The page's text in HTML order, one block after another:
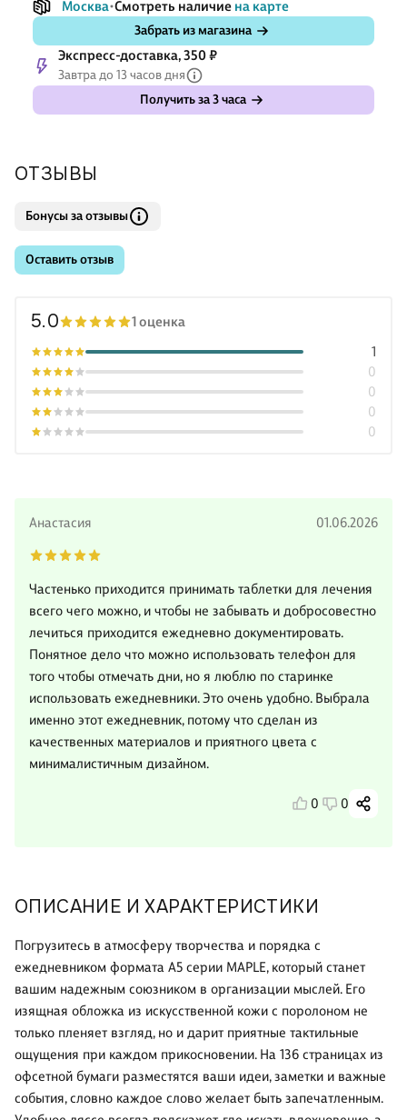
Москва Смотреть наличие на карте
Забрать из магазина
Экспресс-доставка, 350 ₽
Завтра до 13 часов дня
Получить за 3 часа
ОПИСАНИЕ И ХАРАКТЕРИСТИКИ
Погрузитесь в атмосферу творчества и порядка с
ежедневником формата А5 серии MAPLE, который станет
вашим надежным союзником в организации мыслей. Его
изящная обложка из искусственной кожи с поролоном не
только пленяет взгляд, но и дарит приятные тактильные
ощущения при каждом прикосновении. На 136 страницах из
офсетной бумаги разместятся ваши идеи, заметки и важные
события, словно каждое слово желает быть запечатленным.
ОТЗЫВЫ
Бонусы за отзывы
Оставить отзыв
5.0 1 оценка
0
0
0
0
1
Анастасия 01.06.2026
Частенько приходится принимать таблетки для лечения
всего чего можно, и чтобы не забывать и добросовестно
лечиться приходится ежедневно документировать.
Понятное дело что можно использовать телефон для
того чтобы отмечать дни, но я люблю по старинке
использовать ежедневники. Это очень удобно. Выбрала
именно этот ежедневник, потому что сделан из
качественных материалов и приятного цвета с
минималистичным дизайном.
0 0